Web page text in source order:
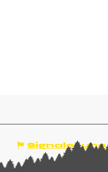
Signaler une